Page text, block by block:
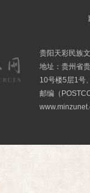
贵阳天彩民族
地址：贵州省
10号楼5层1号
邮编（